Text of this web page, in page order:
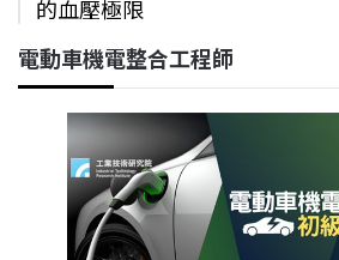
的血壓極限
電動車機電整合工程師